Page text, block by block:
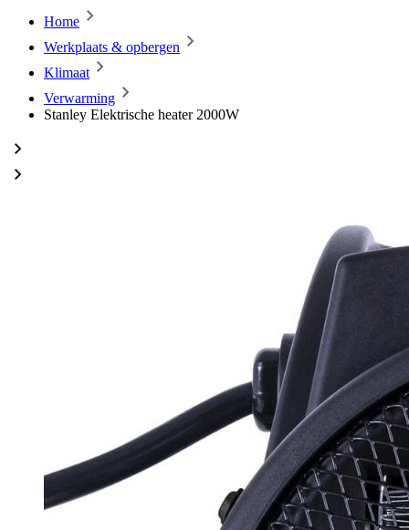
Home
Werkplaats & opbergen
Klimaat
Verwarming
Stanley Elektrische heater 2000W